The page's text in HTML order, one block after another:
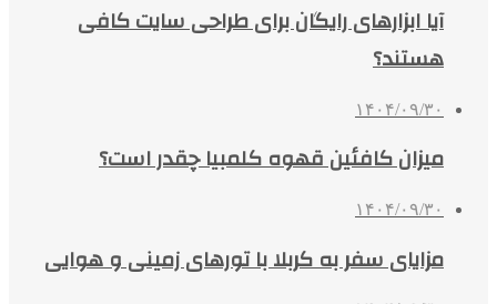
آیا ابزارهای رایگان برای طراحی سایت کافی
هستند؟
۱۴۰۴/۰۹/۳۰
میزان کافئین قهوه کلمبیا چقدر است؟
۱۴۰۴/۰۹/۳۰
مزایای سفر به کربلا با تورهای زمینی و هوایی